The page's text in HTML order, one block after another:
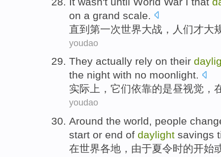
on a grand scale
直到第一次世界大战，人们才大
youdao
They actually rely on their
the night with no moonlight.
实际上 ，它们依靠的是昼视觉 ，
youdao
Around the world, people
start or end of daylight savings
在世界各地 ， 由于夏令时的开始